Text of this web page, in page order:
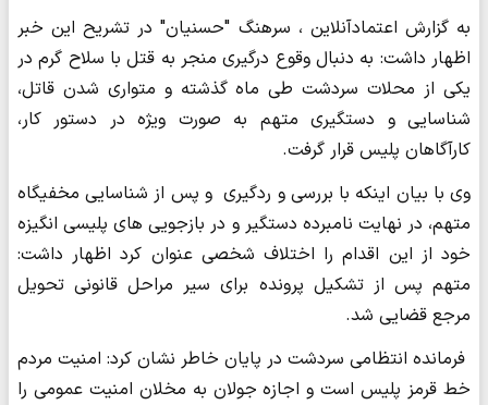
به گزارش اعتمادآنلاین ، سرهنگ "حسنیان" در تشریح این خبر
اظهار داشت: به دنبال وقوع درگیری منجر به قتل با سلاح گرم در
یکی از محلات سردشت طی ماه گذشته و متواری شدن قاتل،
شناسایی و دستگیری متهم به صورت ویژه در دستور کار،
کارآگاهان پلیس قرار گرفت.
وی با بیان اینکه با بررسی و ردگیری و پس از شناسایی مخفیگاه
متهم، در نهایت نامبرده دستگیر و در بازجویی های پلیسی انگیزه
خود از این اقدام را اختلاف شخصی عنوان کرد اظهار داشت:
متهم پس از تشکیل پرونده برای سیر مراحل قانونی تحویل
مرجع قضایی شد.
فرمانده انتظامی سردشت در پایان خاطر نشان کرد: امنیت مردم
خط قرمز پلیس است و اجازه جولان به مخلان امنیت عمومی را